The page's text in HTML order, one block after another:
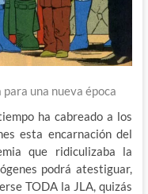
una nueva época
ha cabreado a los
esta encarnación del
que ridiculizaba la
podrá atestiguar,
TODA la JLA, quizás